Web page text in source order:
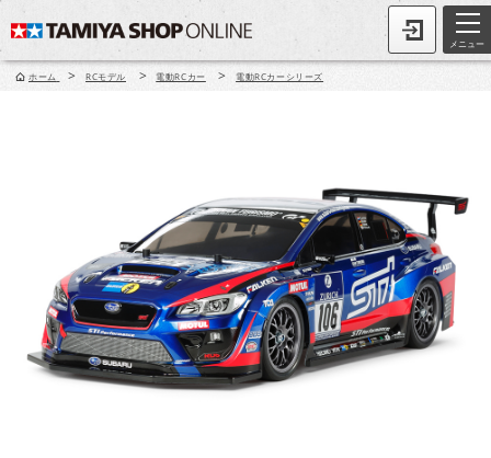
メニュー
ホーム > RCモデル > 電動RCカー > 電動RCカーシリーズ